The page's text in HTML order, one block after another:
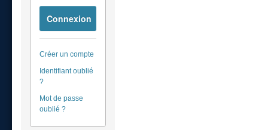
Connexion
Créer un compte
Identifiant oublié
?
Mot de passe
oublié ?